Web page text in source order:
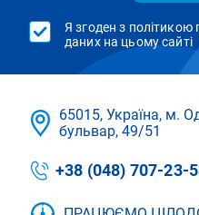
Я згоден з політикою
даних на цьому сайті
65015, Україна, м.
бульвар, 49/51
+38 (048) 707-23-